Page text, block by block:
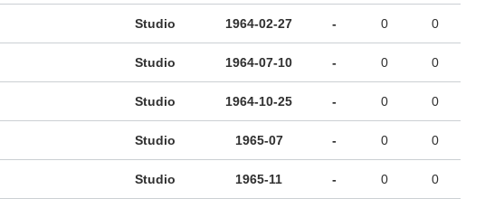
Studio 1964-02-27 - 0 0
Studio 1964-07-10 - 0 0
Studio 1964-10-25 - 0 0
Studio 1965-07 - 0 0
Studio 1965-11 - 0 0